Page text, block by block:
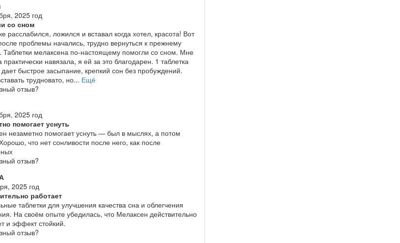
2025 год
со сном
расслабился, ложился и вставал когда хотел, красота! Вот
проблемы начались, трудно вернуться к прежнему
Таблетки мелаксена по-настоящему помогли со сном. Мне
навязала, я ей за это благодарен. 1 таблетка
быстрое засыпание, крепкий сон без пробуждений.
трудновато, но... Ещё
отзыв?
2025 год
помогает уснуть
незаметно помогает уснуть — был в мыслях, а потом
что нет сонливости после него, как после
отзыв?
2025 год
работает
таблетки для улучшения качества сна и облегчения
На своём опыте убедилась, что Мелаксен действительно
и эффект стойкий.
отзыв?